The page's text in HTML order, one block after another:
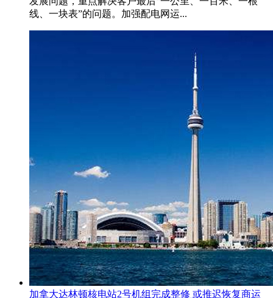
线、一块表”的问题。加强配电网运...
加拿大达林顿核电站2号机组完成整修 或推迟恢复商运